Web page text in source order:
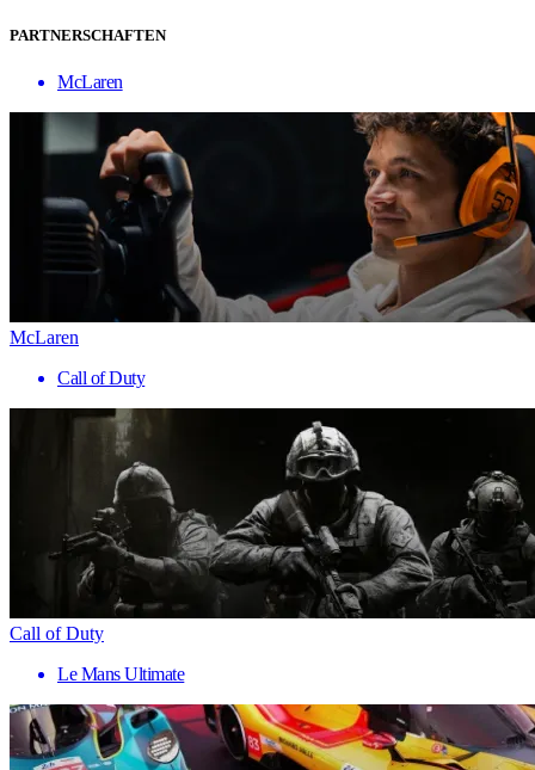
PARTNERSCHAFTEN
McLaren
McLaren
Call of Duty
Call of Duty
Le Mans Ultimate